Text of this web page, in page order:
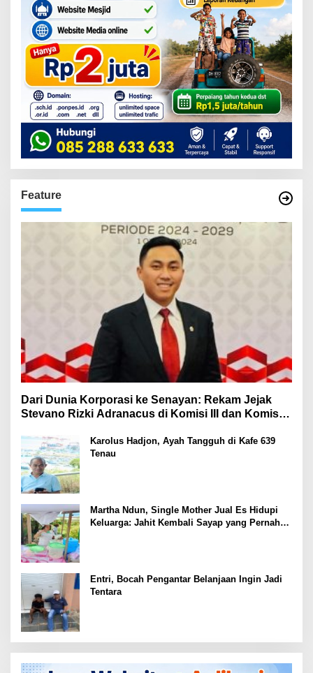
Feature
Dari Dunia Korporasi ke Senayan: Rekam Jejak
Stevano Rizki Adranacus di Komisi III dan Komisi X
Karolus Hadjon, Ayah Tangguh di Kafe 639
Tenau
Martha Ndun, Single Mother Jual Es Hidupi
Keluarga: Jahit Kembali Sayap yang Pernah
Entri, Bocah Pengantar Belanjaan Ingin Jadi
Tentara